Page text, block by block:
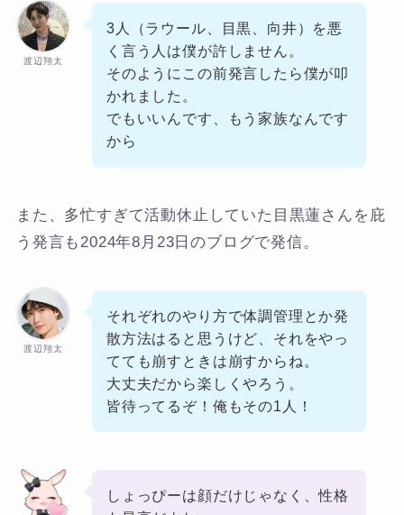
渡辺翔太
3人（ラウール、目黒、向井）を悪
く言う人は僕が許しません。
そのようにこの前発言したら僕が叩
かれました。
でもいいんです、もう家族なんです
から
また、多忙すぎて活動休止していた目黒蓮さんを庇
う発言も2024年8月23日のブログで発信。
渡辺翔太
それぞれのやり方で体調管理とか発
散方法はると思うけど、それをやっ
てても崩すときは崩すからね。
大丈夫だから楽しくやろう。
皆待ってるぞ！俺もその1人！
しょっぴーは顔だけじゃなく、性格